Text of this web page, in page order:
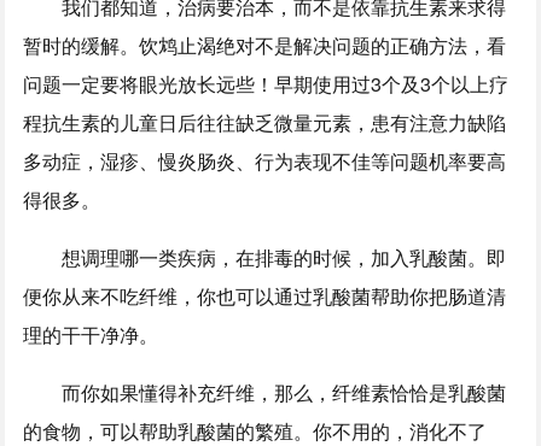
我们都知道，治病要治本，而不是依靠抗生素来求得
暂时的缓解。饮鸩止渴绝对不是解决问题的正确方法，看
问题一定要将眼光放长远些！早期使用过3个及3个以上疗
程抗生素的儿童日后往往缺乏微量元素，患有注意力缺陷
多动症，湿疹、慢炎肠炎、行为表现不佳等问题机率要高
得很多。
想调理哪一类疾病，在排毒的时候，加入乳酸菌。即
便你从来不吃纤维，你也可以通过乳酸菌帮助你把肠道清
理的干干净净。
而你如果懂得补充纤维，那么，纤维素恰恰是乳酸菌
的食物，可以帮助乳酸菌的繁殖。你不用的，消化不了